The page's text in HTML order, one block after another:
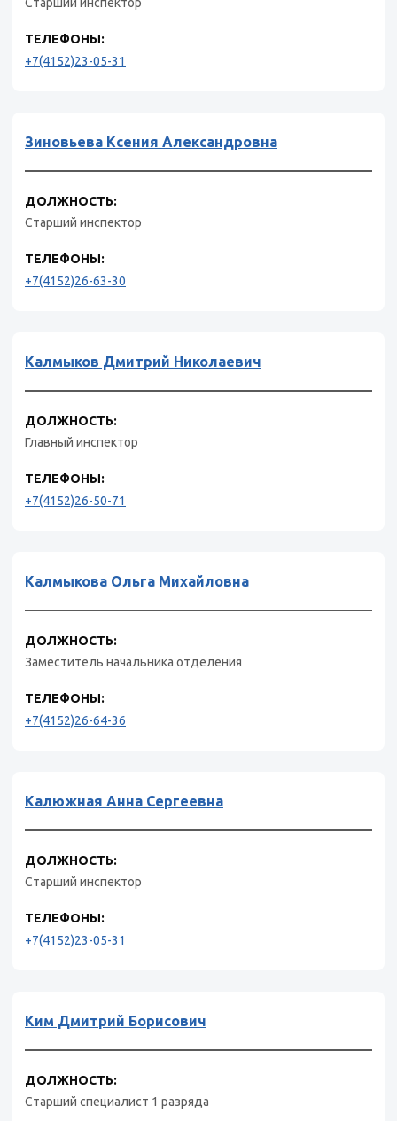
Старший инспектор
ТЕЛЕФОНЫ:
+7(4152)23-05-31
Зиновьева Ксения Александровна
ДОЛЖНОСТЬ:
Старший инспектор
ТЕЛЕФОНЫ:
+7(4152)26-63-30
Калмыков Дмитрий Николаевич
ДОЛЖНОСТЬ:
Главный инспектор
ТЕЛЕФОНЫ:
+7(4152)26-50-71
Калмыкова Ольга Михайловна
ДОЛЖНОСТЬ:
Заместитель начальника отделения
ТЕЛЕФОНЫ:
+7(4152)26-64-36
Калюжная Анна Сергеевна
ДОЛЖНОСТЬ:
Старший инспектор
ТЕЛЕФОНЫ:
+7(4152)23-05-31
Ким Дмитрий Борисович
ДОЛЖНОСТЬ:
Старший специалист 1 разряда